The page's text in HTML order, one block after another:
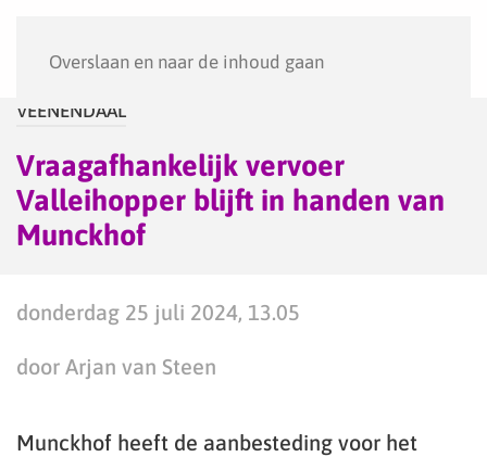
Overslaan en naar de inhoud gaan
VEENENDAAL
Vraagafhankelijk vervoer
Valleihopper blijft in handen van
Munckhof
donderdag 25 juli 2024, 13.05
door Arjan van Steen
Munckhof heeft de aanbesteding voor het